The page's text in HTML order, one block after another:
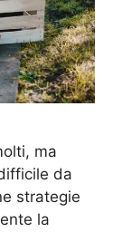
ma
da
strategie
la